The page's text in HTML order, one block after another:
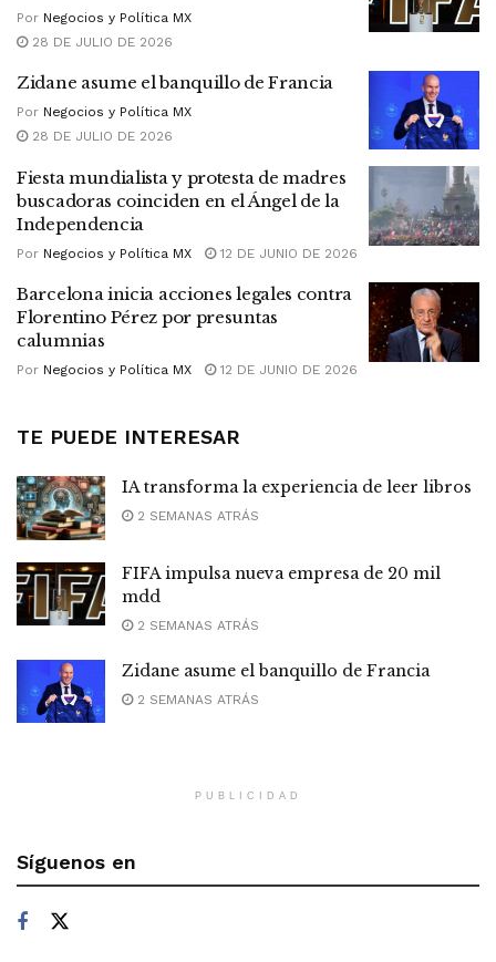
Por Negocios y Política MX
28 DE JULIO DE 2026
Zidane asume el banquillo de Francia
Por Negocios y Política MX
28 DE JULIO DE 2026
Fiesta mundialista y protesta de madres
buscadoras coinciden en el Ángel de la
Independencia
Por Negocios y Política MX 12 DE JUNIO DE 2026
Barcelona inicia acciones legales contra
Florentino Pérez por presuntas
calumnias
Por Negocios y Política MX 12 DE JUNIO DE 2026
TE PUEDE INTERESAR
IA transforma la experiencia de leer libros
2 SEMANAS ATRÁS
FIFA impulsa nueva empresa de 20 mil
mdd
2 SEMANAS ATRÁS
Zidane asume el banquillo de Francia
2 SEMANAS ATRÁS
PUBLICIDAD
Síguenos en